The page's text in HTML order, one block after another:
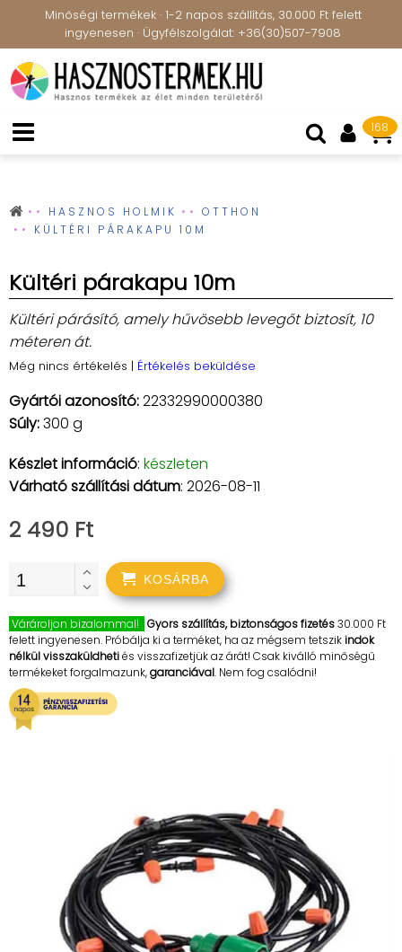
Minőségi termékek · 1-2 napos szállítás, 30.000 Ft felett
ingyenesen · Ügyfélszolgálat: +36(30)507-7908
168
HASZNOS HOLMIK
OTTHON
KÜLTÉRI PÁRAKAPU 10M
Kültéri párakapu 10m
Kültéri párásító, amely hűvösebb levegőt biztosít, 10
méteren át.
Még nincs értékelés | Értékelés beküldése
Gyártói azonosító:22332990000380
Súly:300 g
Készlet információ: készleten
Várható szállítási dátum: 2026-08-11
2 490 Ft
KOSÁRBA
Várároljon bizalommal! Gyors szállítás, biztonságos fizetés30.000 Ft
felett ingyenesen. Próbálja ki a terméket, ha az mégsem tetszikindok
nélkül visszaküldhetiés visszafizetjük az árát! Csak kiválló minőségű
termékeket forgalmazunk,garanciával. Nem fog csalódni!